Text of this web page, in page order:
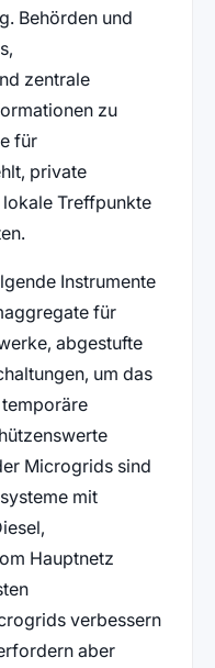
Behörden und
zentrale
zu
für
private
Treffpunkte
Instrumente
für
abgestufte
um das
Microgrids sind
mit
Hauptnetz
verbessern
aber